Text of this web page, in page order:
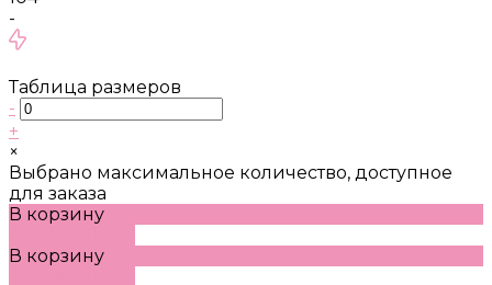
-
Таблица размеров
-
+
×
Выбрано максимальное количество, доступное
для заказа
В корзину
В корзину